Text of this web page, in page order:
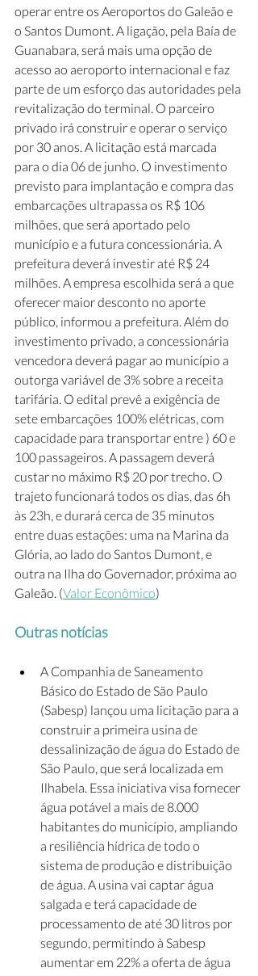
operar entre os Aeroportos do Galeão e
o Santos Dumont. A ligação, pela Baía de
Guanabara, será mais uma opção de
acesso ao aeroporto internacional e faz
parte de um esforço das autoridades pela
revitalização do terminal. O parceiro
privado irá construir e operar o serviço
por 30 anos. A licitação está marcada
para o dia 06 de junho. O investimento
previsto para implantação e compra das
embarcações ultrapassa os R$ 106
milhões, que será aportado pelo
município e a futura concessionária. A
prefeitura deverá investir até R$ 24
milhões. A empresa escolhida será a que
oferecer maior desconto no aporte
público, informou a prefeitura. Além do
investimento privado, a concessionária
vencedora deverá pagar ao município a
outorga variável de 3% sobre a receita
tarifária. O edital prevê a exigência de
sete embarcações 100% elétricas, com
capacidade para transportar entre ) 60 e
100 passageiros. A passagem deverá
custar no máximo R$ 20 por trecho. O
trajeto funcionará todos os dias, das 6h
às 23h, e durará cerca de 35 minutos
entre duas estações: uma na Marina da
Glória, ao lado do Santos Dumont, e
outra na Ilha do Governador, próxima ao
Galeão. (Valor Econômico)
Outras notícias
A Companhia de Saneamento
Básico do Estado de São Paulo
(Sabesp) lançou uma licitação para a
construir a primeira usina de
dessalinização de água do Estado de
São Paulo, que será localizada em
Ilhabela. Essa iniciativa visa fornecer
água potável a mais de 8.000
habitantes do município, ampliando
a resiliência hídrica de todo o
sistema de produção e distribuição
de água. A usina vai captar água
salgada e terá capacidade de
processamento de até 30 litros por
segundo, permitindo à Sabesp
aumentar em 22% a oferta de água